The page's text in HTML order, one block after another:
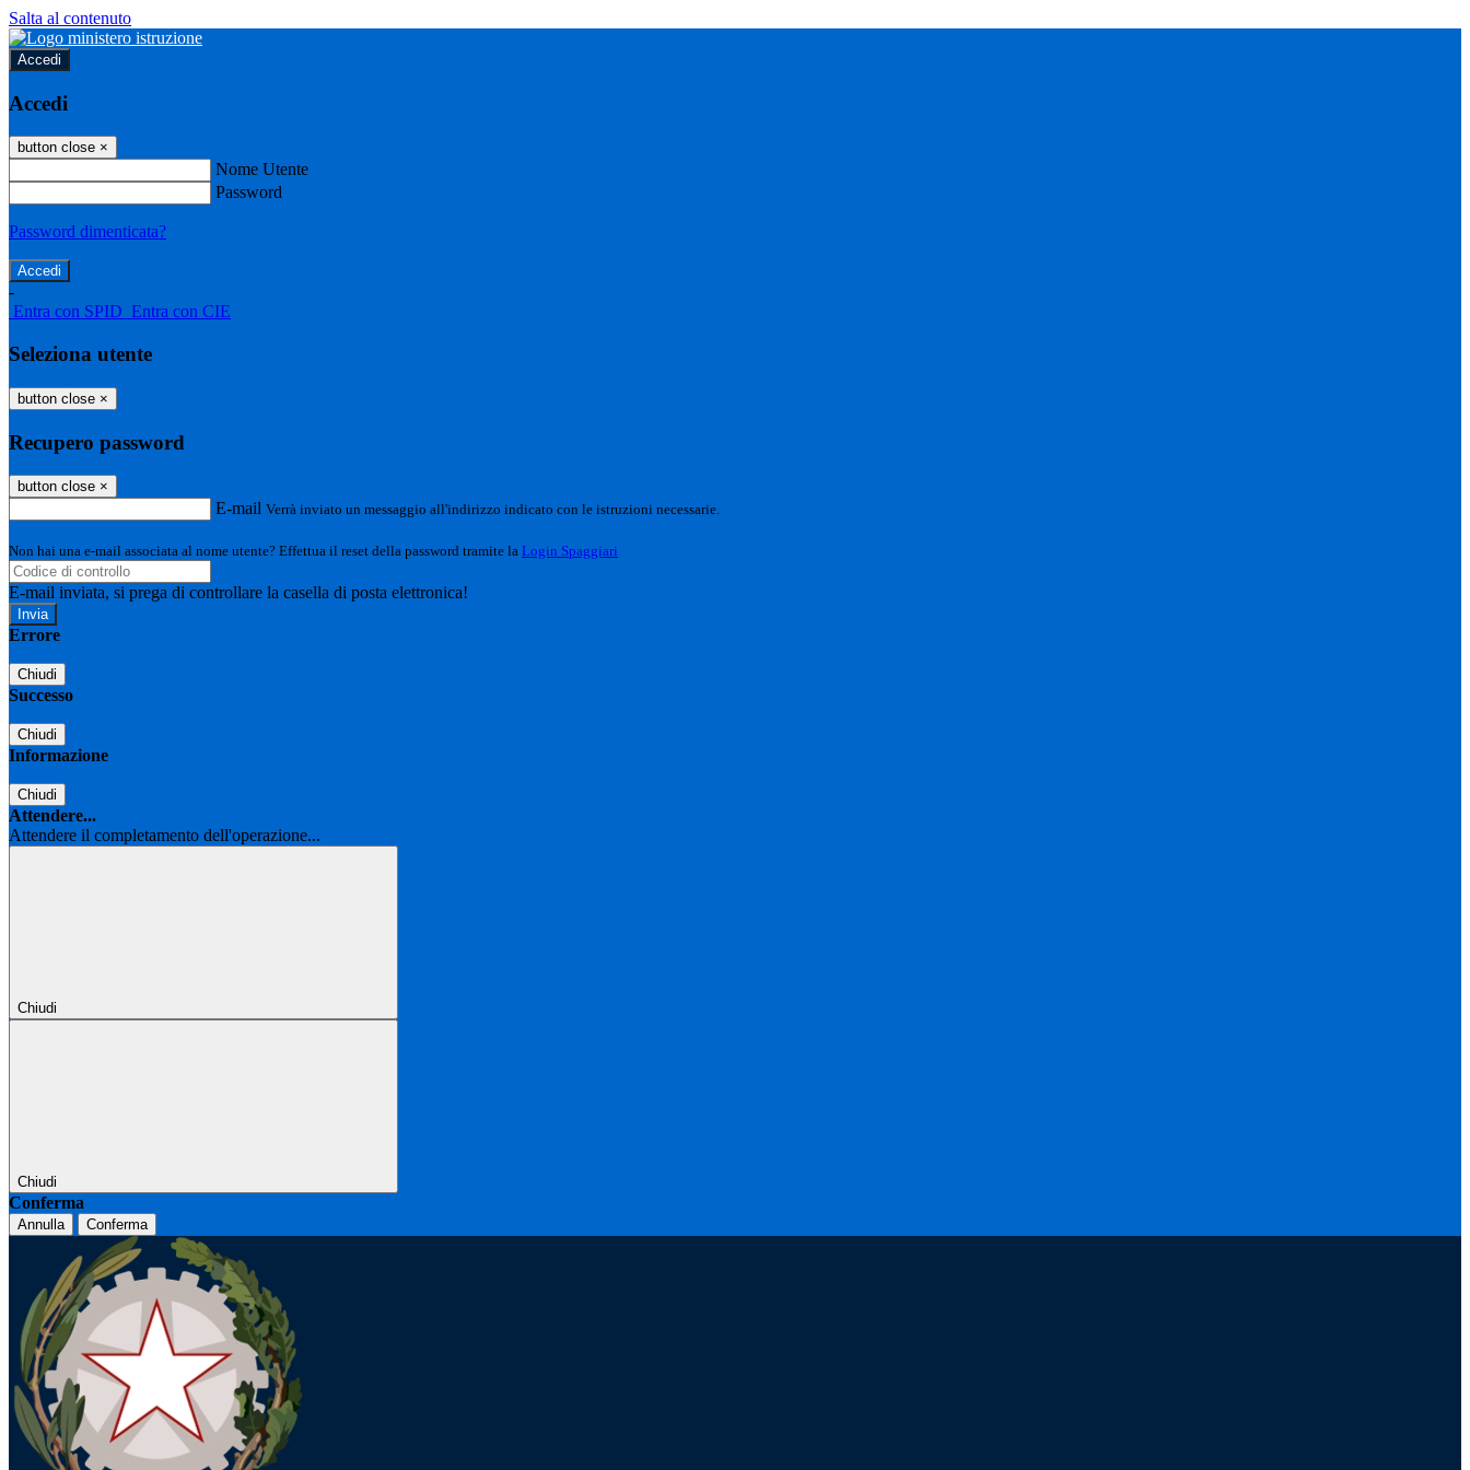
Salta al contenuto
Accedi
Accedi
button close ×
Nome Utente
Password
Password dimenticata?
-
Entra con SPID Entra con CIE
Seleziona utente
button close ×
Recupero password
button close ×
E-mail Verrà inviato un messaggio all'indirizzo indicato con le istruzioni necessarie.
Non hai una e-mail associata al nome utente? Effettua il reset della password tramite la Login Spaggiari
E-mail inviata, si prega di controllare la casella di posta elettronica!
Errore
Chiudi
Successo
Chiudi
Informazione
Chiudi
Attendere...
Attendere il completamento dell'operazione...
Chiudi
Chiudi
Conferma
Annulla Conferma